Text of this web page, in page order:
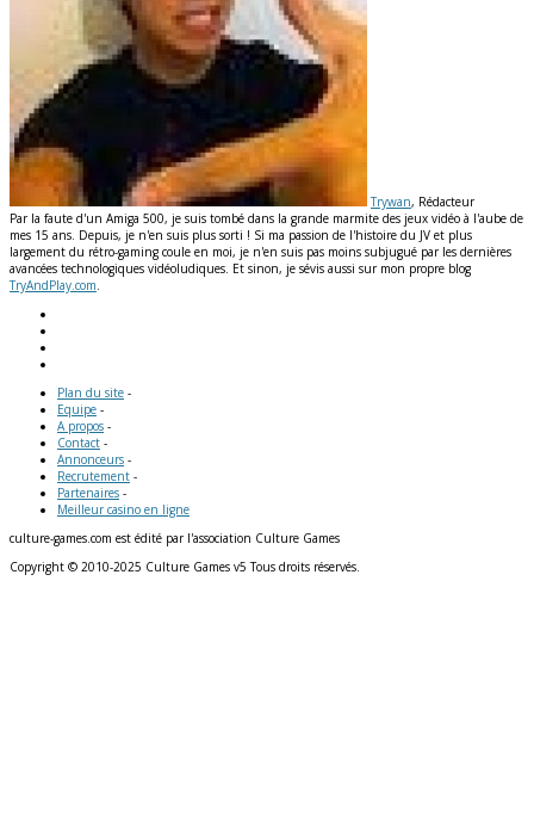
Trywan, Rédacteur
Par la faute d'un Amiga 500, je suis tombé dans la grande marmite des jeux vidéo à l'aube de
mes 15 ans. Depuis, je n'en suis plus sorti ! Si ma passion de l'histoire du JV et plus
largement du rétro-gaming coule en moi, je n'en suis pas moins subjugué par les dernières
avancées technologiques vidéoludiques. Et sinon, je sévis aussi sur mon propre blog
TryAndPlay.com.
Plan du site -
Equipe -
A propos -
Contact -
Annonceurs -
Recrutement -
Partenaires -
Meilleur casino en ligne
culture-games.com est édité par l'association Culture Games
Copyright © 2010-2025 Culture Games v5 Tous droits réservés.